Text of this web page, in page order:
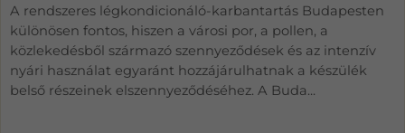
A rendszeres légkondicionáló-karbantartás Budapesten
különösen fontos, hiszen a városi por, a pollen, a
közlekedésből származó szennyeződések és az intenzív
nyári használat egyaránt hozzájárulhatnak a készülék
belső részeinek elszennyeződéséhez. A Buda...